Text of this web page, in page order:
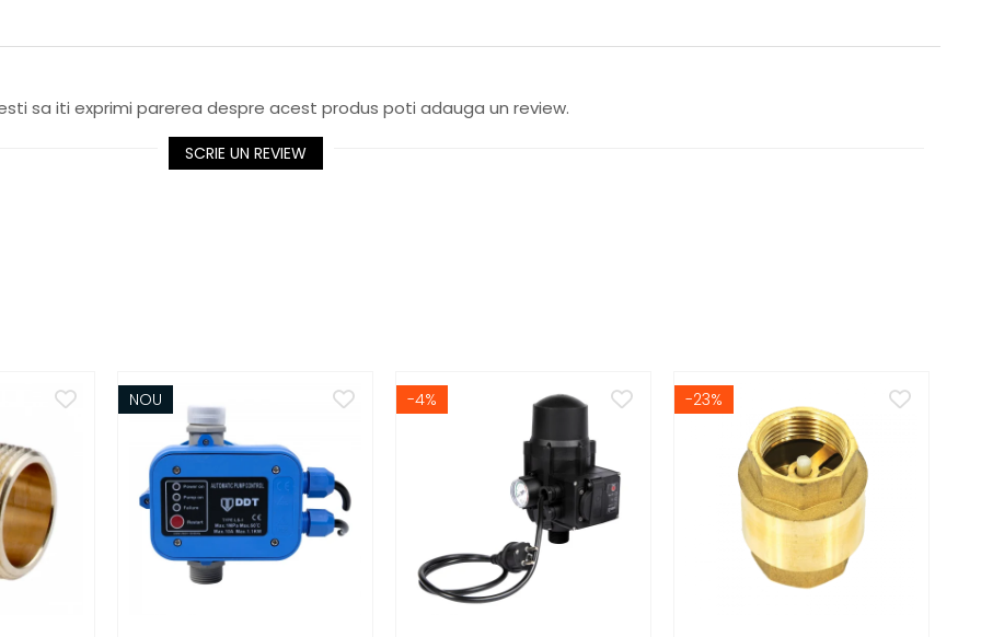
sa iti exprimi parerea despre acest produs poti adauga un review.
SCRIE UN REVIEW
NOU -4% -23%